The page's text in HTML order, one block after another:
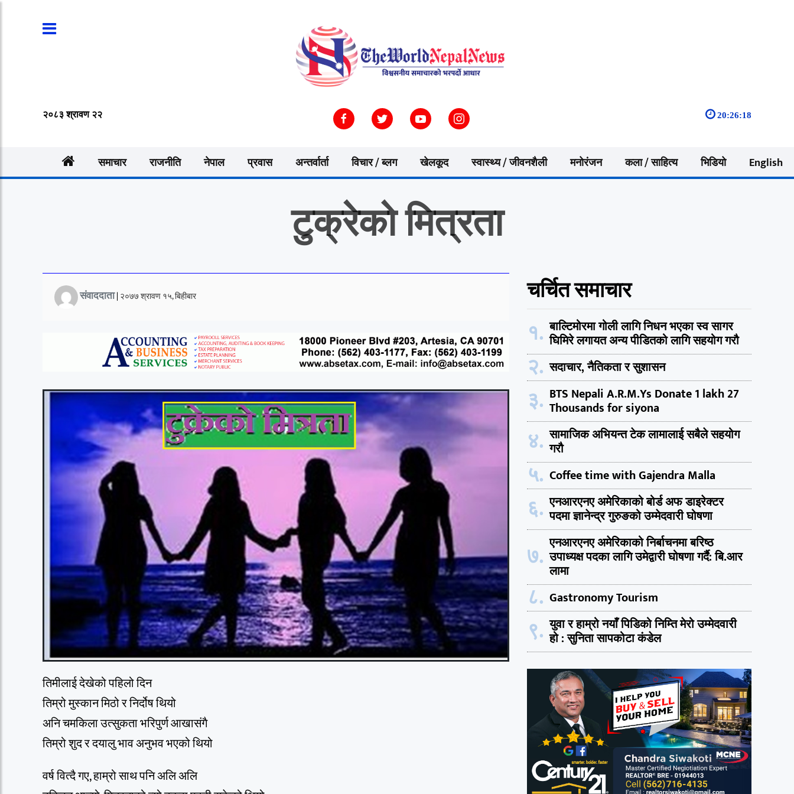
२०८३ श्रावण २२ 20:26:19
समाचार राजनीति नेपाल प्रवास अन्तर्वार्ता विचार / ब्लग खेलकूद स्वास्थ्य / जीवनशैली मनोरंजन कला / साहित्य भिडियो English
टुक्रेको मित्रता
संवाददाता| २०७७ श्रावण १५, बिहीबार
तिमीलाई देखेको पहिलो दिन
तिम्रो मुस्कान मिठो र निर्दोष थियो
अनि चमकिला उत्सुकता भरिपुर्ण आखासंगै
तिम्रो शुद र दयालु भाव अनुभव भएको थियो
वर्ष वित्दै गए, हाम्रो साथ पनि अलि अलि
चर्चित समाचार
१. बाल्टिमोरमा गोली लागि निधन भएका स्व सागर
घिमिरे लगायत अन्य पीडितको लागि सहयोग गरौ
२. सदाचार, नैतिकता र सुशासन
३. BTS Nepali A.R.M.Ys Donate 1 lakh 27
Thousands for siyona
४. सामाजिक अभियन्त टेक लामालाई सबैले सहयोग
गरौ
५. Coffee time with Gajendra Malla
६. एनआरएनए अमेरिकाको बोर्ड अफ डाइरेक्टर
पदमा ज्ञानेन्द्र गुरुङको उम्मेदवारी घोषणा
७. एनआरएनए अमेरिकाको निर्बाचनमा बरिष्ठ
उपाध्यक्ष पदका लागि उमेद्वारी घोषणा गर्दै: बि.आर
लामा
८. Gastronomy Tourism
९. युवा र हाम्रो नयाँ पिडिको निम्ति मेरो उम्मेदवारी
हो : सुनिता सापकोटा कंडेल